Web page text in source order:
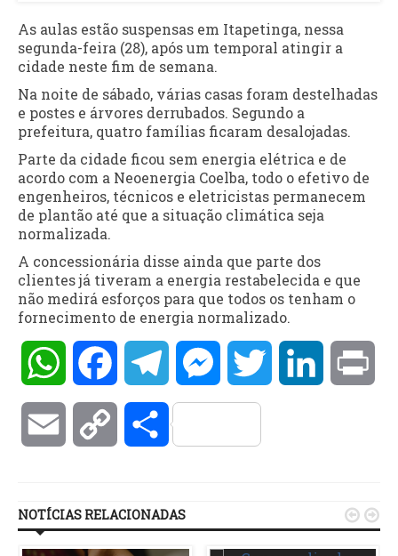
As aulas estão suspensas em Itapetinga, nessa
segunda-feira (28), após um temporal atingir a
cidade neste fim de semana.
Na noite de sábado, várias casas foram destelhadas
e postes e árvores derrubados. Segundo a
prefeitura, quatro famílias ficaram desalojadas.
Parte da cidade ficou sem energia elétrica e de
acordo com a Neoenergia Coelba, todo o efetivo de
engenheiros, técnicos e eletricistas permanecem
de plantão até que a situação climática seja
normalizada.
A concessionária disse ainda que parte dos
clientes já tiveram a energia restabelecida e que
não medirá esforços para que todos os tenham o
fornecimento de energia normalizado.
WhatsAppFacebookTelegramMessengerTwitter LinkedIn
Email Copy Compartilhar
NOTÍCIAS RELACIONADAS  